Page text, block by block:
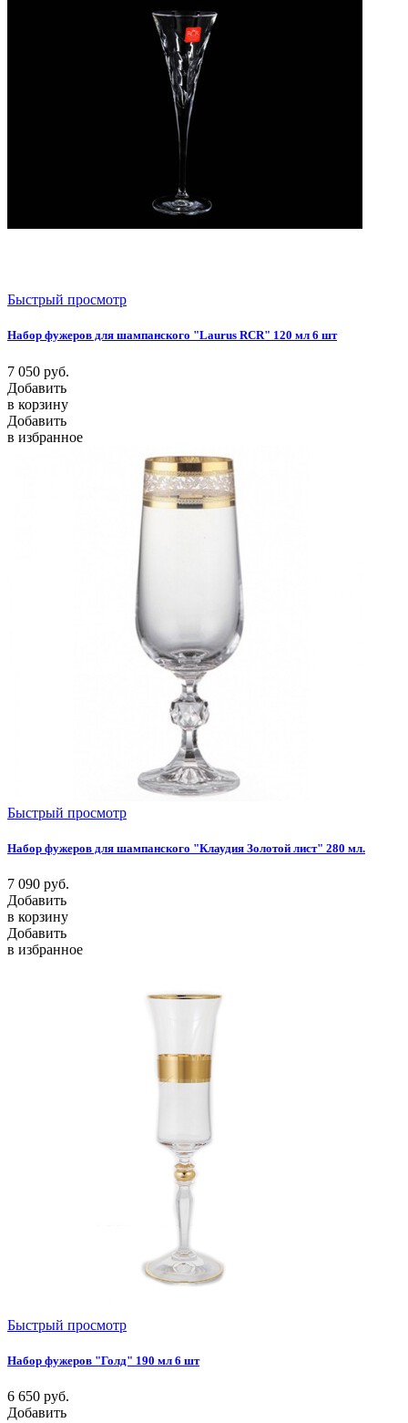
Быстрый просмотр
Набор фужеров для шампанского "Laurus RCR" 120 мл 6 шт
7 050 руб.
Добавить
в корзину
Добавить
в избранное
Быстрый просмотр
Набор фужеров для шампанского "Клаудия Золотой лист" 280 мл.
7 090 руб.
Добавить
в корзину
Добавить
в избранное
Быстрый просмотр
Набор фужеров "Голд" 190 мл 6 шт
6 650 руб.
Добавить